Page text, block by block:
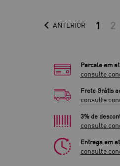
ANTERIOR 1 2
Parcele em
consulte
Frete Grátis
consulte
3% de
consulte
Entrega em
consulte